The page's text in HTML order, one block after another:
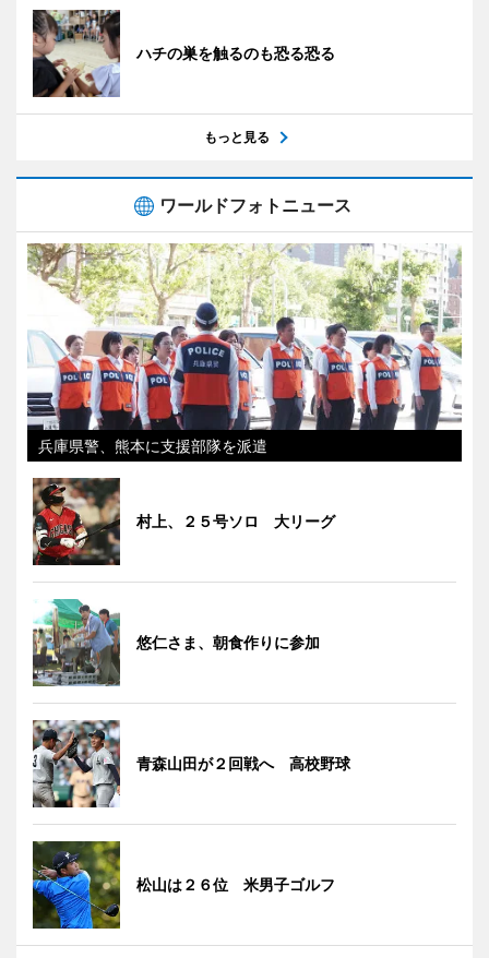
ハチの巣を触るのも恐る恐る
もっと見る
ワールドフォトニュース
兵庫県警、熊本に支援部隊を派遣
村上、２５号ソロ 大リーグ
悠仁さま、朝食作りに参加
青森山田が２回戦へ 高校野球
松山は２６位 米男子ゴルフ